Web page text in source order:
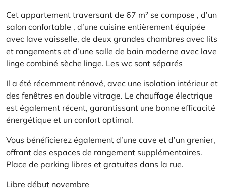
Cet appartement traversant de 67 m² se compose , d’un
salon confortable , d’une cuisine entièrement équipée
avec lave vaisselle, de deux grandes chambres avec lits
et rangements et d’une salle de bain moderne avec lave
linge combiné sèche linge. Les wc sont séparés
Il a été récemment rénové, avec une isolation intérieur et
des fenêtres en double vitrage. Le chauffage électrique
est également récent, garantissant une bonne efficacité
énergétique et un confort optimal.
Vous bénéficierez également d’une cave et d’un grenier,
offrant des espaces de rangement supplémentaires.
Place de parking libres et gratuites dans la rue.
Libre début novembre